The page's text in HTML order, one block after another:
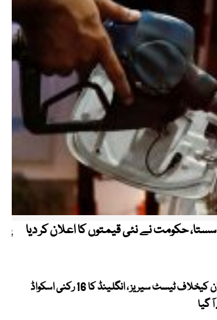
سستا، حکومت نے نئی قیمتوں کا اعلان کر دیا
پاکستان کیخلاف ٹیسٹ سیریز ، انگلینڈ کا 16 رکنی اسکواڈ
گیا